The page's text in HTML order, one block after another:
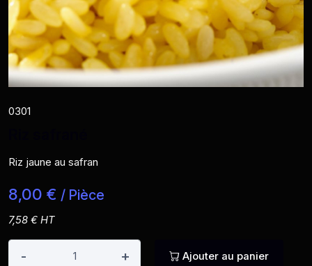
0301
Riz jaune au safran
8,00 € / Pièce
7,58 € HT
- + Ajouter au panier